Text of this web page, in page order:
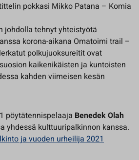
pokkasi Mikko Patana – Komia
johdolla tehnyt yhteistyötä
korona-aikana Omatoimi trail –
polkujuoksureitit ovat
kaikenikäisten ja kuntoisten
kahden viimeisen kesän
pöytätennispelaaja Benedek Olah
yhdessä kulttuuripalkinnon kanssa.
ja vuoden urheilija 2021